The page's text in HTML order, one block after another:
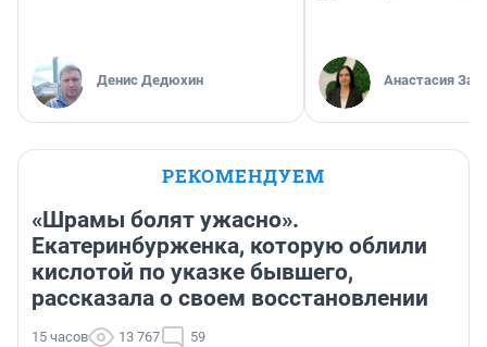
Денис Дедюхин Анастасия
РЕКОМЕНДУЕМ
«Шрамы болят ужасно».
Екатеринбурженка, которую облили
кислотой по указке бывшего,
рассказала о своем восстановлении
15 часов 13 767 59